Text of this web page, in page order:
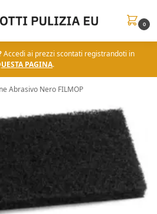
0
Accedi ai prezzi scontati registrandoti in
PAGINA.
Abrasivo Nero FILMOP